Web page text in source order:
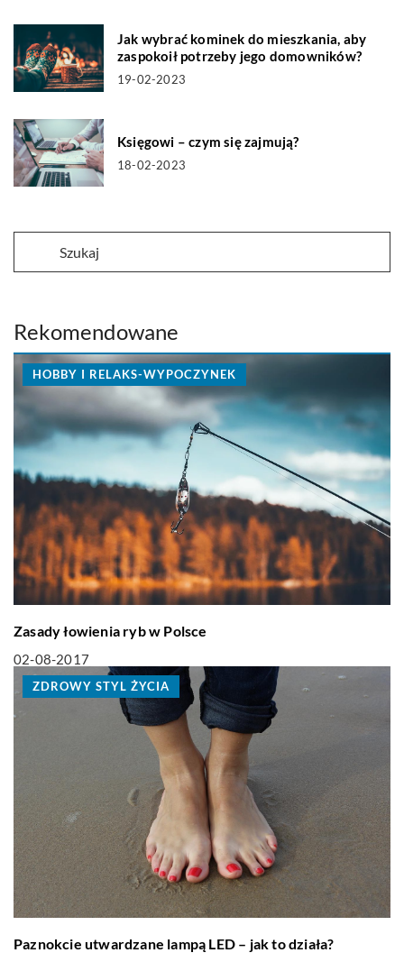
Jak wybrać kominek do mieszkania, aby
zaspokoił potrzeby jego domowników?
19-02-2023
Księgowi – czym się zajmują?
18-02-2023
Rekomendowane
HOBBY I RELAKS-WYPOCZYNEK
Zasady łowienia ryb w Polsce
02-08-2017
ZDROWY STYL ŻYCIA
Paznokcie utwardzane lampą LED – jak to działa?